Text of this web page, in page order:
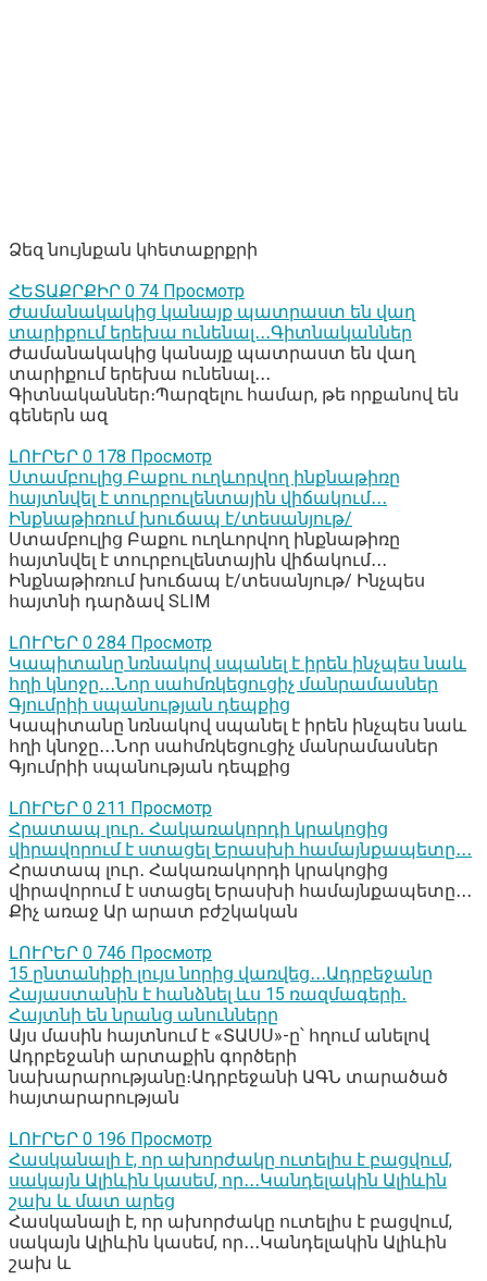
Ձեզ նույնքան կհետաքրքրի
ՀԵՏԱՔՐՔԻՐ 0 74 Просмотр
Ժամանակակից կանայք պատրաստ են վաղ
տարիքում երեխա ունենալ․․․Գիտնականներ
Ժամանակակից կանայք պատրաստ են վաղ
տարիքում երեխա ունենալ․․․
Գիտնականներ։Պարզելու համար, թե որքանով են
գեներն ազ
ԼՈՒՐԵՐ 0 178 Просмотр
Ստամբուլից Բաքու ուղևորվող ինքնաթիռը
հայտնվել է տուրբուլենտային վիճակում․․․
Ինքնաթիռում խուճապ է/տեսանյութ/
Ստամբուլից Բաքու ուղևորվող ինքնաթիռը
հայտնվել է տուրբուլենտային վիճակում․․․
Ինքնաթիռում խուճապ է/տեսանյութ/ Ինչպես
հայտնի դարձավ SLIM
ԼՈՒՐԵՐ 0 284 Просмотр
Կապիտանը նռնակով սպանել է իրեն ինչպես նաև
հղի կնոջը․․․Նոր սահմռկեցուցիչ մանրամասներ
Գյումրիի սպանության դեպքից
Կապիտանը նռնակով սպանել է իրեն ինչպես նաև
հղի կնոջը․․․Նոր սահմռկեցուցիչ մանրամասներ
Գյումրիի սպանության դեպքից
ԼՈՒՐԵՐ 0 211 Просмотр
Հրատապ լուր․ Հակառակորդի կրակոցից
վիրավորում է ստացել Երասխի համայնքապետը․․․
Հրատապ լուր․ Հակառակորդի կրակոցից
վիրավորում է ստացել Երասխի համայնքապետը․․․
Քիչ առաջ Ար արատ բժշկական
ԼՈՒՐԵՐ 0 746 Просмотр
15 ընտանիքի լույս նորից վառվեց․․․Ադրբեջանը
Հայաստանին է հանձնել ևս 15 ռազմագերի․
Հայտնի են նրանց անունները
Այս մասին հայտնում է «ՏԱՍՍ»-ը՝ հղում անելով
Ադրբեջանի արտաքին գործերի
նախարարությանը։Ադրբեջանի ԱԳՆ տարածած
հայտարարության
ԼՈՒՐԵՐ 0 196 Просмотр
Հասկանալի է, որ ախորժակը ուտելիս է բացվում,
սակայն Ալիևին կասեմ, որ․․․Կանդելակին Ալիևին
շախ և մատ արեց
Հասկանալի է, որ ախորժակը ուտելիս է բացվում,
սակայն Ալիևին կասեմ, որ․․․Կանդելակին Ալիևին
շախ և